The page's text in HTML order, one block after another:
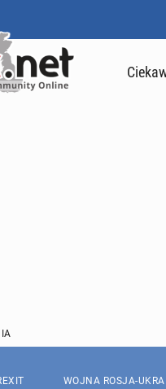
WOJNA ROSJA-